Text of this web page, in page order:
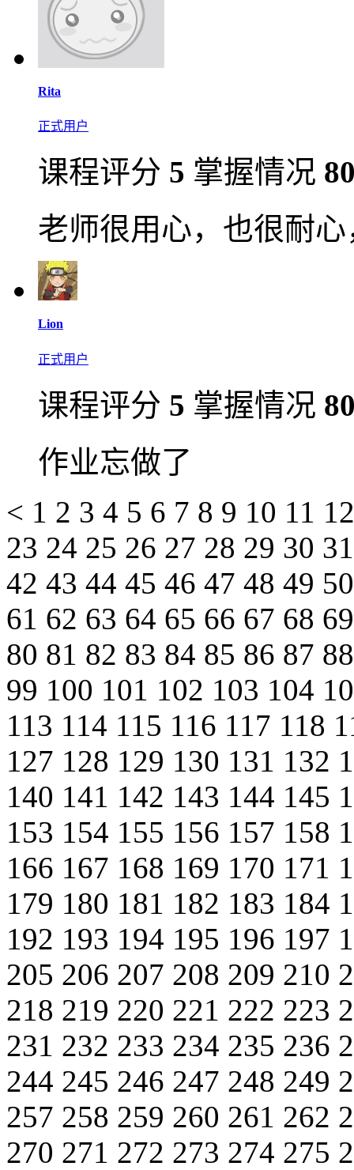
Rita
正式用户
课程评分 5 掌握情况
老师很用心，也很耐
Lion
正式用户
课程评分 5 掌握情况
作业忘做了
< 1 2 3 4 5 6 7 8 9 10 11
23 24 25 26 27 28 29 30
42 43 44 45 46 47 48 49
61 62 63 64 65 66 67 68
80 81 82 83 84 85 86 87
99 100 101 102 103 104
113 114 115 116 117 118
127 128 129 130 131 132
140 141 142 143 144 145
153 154 155 156 157 158
166 167 168 169 170 171
179 180 181 182 183 184
192 193 194 195 196 197
205 206 207 208 209 210
218 219 220 221 222 223
231 232 233 234 235 236
244 245 246 247 248 249
257 258 259 260 261 262
270 271 272 273 274 275